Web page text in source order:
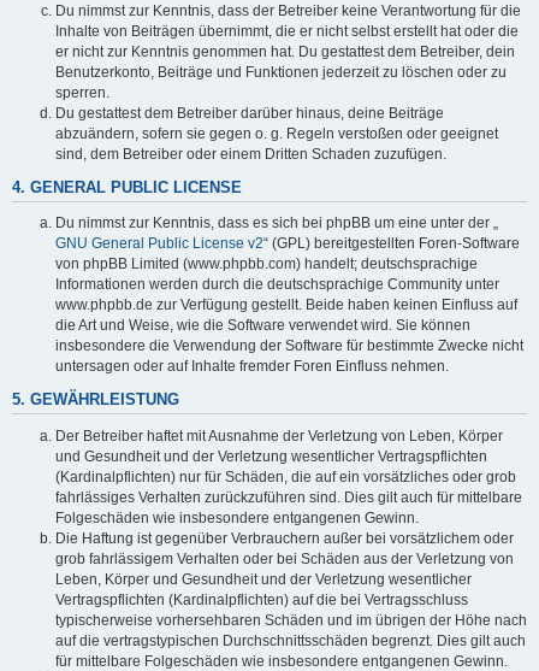
Du nimmst zur Kenntnis, dass der Betreiber keine Verantwortung für die
Inhalte von Beiträgen übernimmt, die er nicht selbst erstellt hat oder die
er nicht zur Kenntnis genommen hat. Du gestattest dem Betreiber, dein
Benutzerkonto, Beiträge und Funktionen jederzeit zu löschen oder zu
sperren.
Du gestattest dem Betreiber darüber hinaus, deine Beiträge
abzuändern, sofern sie gegen o. g. Regeln verstoßen oder geeignet
sind, dem Betreiber oder einem Dritten Schaden zuzufügen.
4. GENERAL PUBLIC LICENSE
Du nimmst zur Kenntnis, dass es sich bei phpBB um eine unter der „
GNU General Public License v2“ (GPL) bereitgestellten Foren-Software
von phpBB Limited (www.phpbb.com) handelt; deutschsprachige
Informationen werden durch die deutschsprachige Community unter
www.phpbb.de zur Verfügung gestellt. Beide haben keinen Einfluss auf
die Art und Weise, wie die Software verwendet wird. Sie können
insbesondere die Verwendung der Software für bestimmte Zwecke nicht
untersagen oder auf Inhalte fremder Foren Einfluss nehmen.
5. GEWÄHRLEISTUNG
Der Betreiber haftet mit Ausnahme der Verletzung von Leben, Körper
und Gesundheit und der Verletzung wesentlicher Vertragspflichten
(Kardinalpflichten) nur für Schäden, die auf ein vorsätzliches oder grob
fahrlässiges Verhalten zurückzuführen sind. Dies gilt auch für mittelbare
Folgeschäden wie insbesondere entgangenen Gewinn.
Die Haftung ist gegenüber Verbrauchern außer bei vorsätzlichem oder
grob fahrlässigem Verhalten oder bei Schäden aus der Verletzung von
Leben, Körper und Gesundheit und der Verletzung wesentlicher
Vertragspflichten (Kardinalpflichten) auf die bei Vertragsschluss
typischerweise vorhersehbaren Schäden und im übrigen der Höhe nach
auf die vertragstypischen Durchschnittsschäden begrenzt. Dies gilt auch
für mittelbare Folgeschäden wie insbesondere entgangenen Gewinn.